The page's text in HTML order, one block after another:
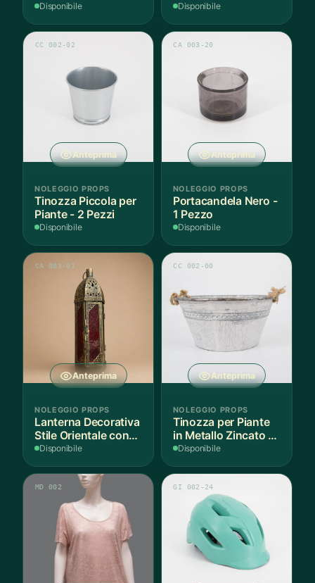
Paio
Disponibile Disponibile
Anteprima
CC 002-02
NOLEGGIO PROPS
Tinozza Piccola per
Piante - 2 Pezzi
Disponibile
Anteprima
CA 003-20
NOLEGGIO PROPS
Portacandela Nero -
1 Pezzo
Disponibile
Anteprima
CA 003-01
NOLEGGIO PROPS
Lanterna Decorativa
Stile Orientale con
Vetri Rossi
Disponibile
Anteprima
CC 002-00
NOLEGGIO PROPS
Tinozza per Piante
in Metallo Zincato -
1 Pezzo
Disponibile
MD 002 GI 002-24